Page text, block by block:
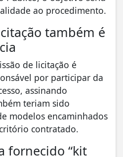
ao procedimento.
também é
de licitação é
por participar da
assinando
teriam sido
modelos encaminhados
contratado.
fornecido “kit